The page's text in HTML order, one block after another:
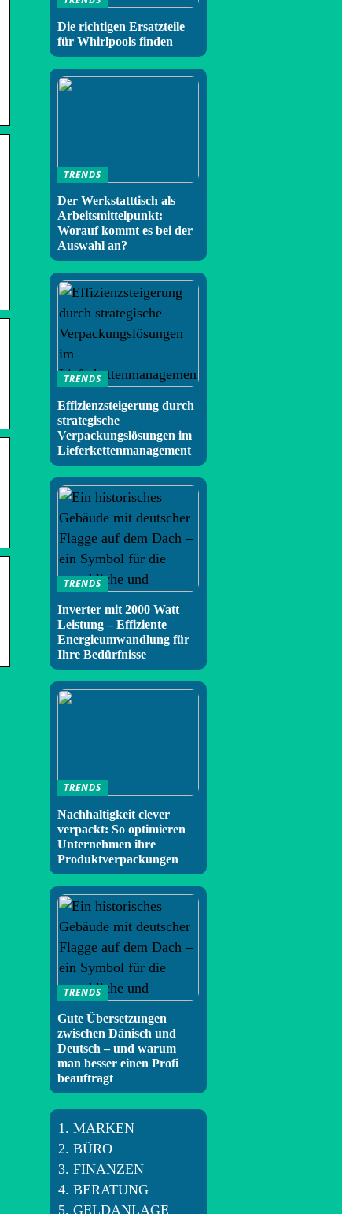
Die richtigen Ersatzteile
für Whirlpools finden
TRENDS
Der Werkstatttisch als
Arbeitsmittelpunkt:
Worauf kommt es bei der
Auswahl an?
TRENDS
Effizienzsteigerung durch
strategische
Verpackungslösungen im
Lieferkettenmanagement
TRENDS
Inverter mit 2000 Watt
Leistung – Effiziente
Energieumwandlung für
Ihre Bedürfnisse
TRENDS
Nachhaltigkeit clever
verpackt: So optimieren
Unternehmen ihre
Produktverpackungen
TRENDS
Gute Übersetzungen
zwischen Dänisch und
Deutsch – und warum
man besser einen Profi
beauftragt
MARKEN
BÜRO
FINANZEN
BERATUNG
GELDANLAGE